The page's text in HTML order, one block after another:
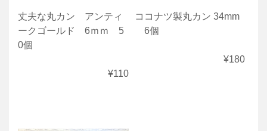
丈夫な丸カン アンティ
ークゴールド 6ｍｍ 5
0個
¥110
ココナツ製丸カン 34mm
6個
¥180